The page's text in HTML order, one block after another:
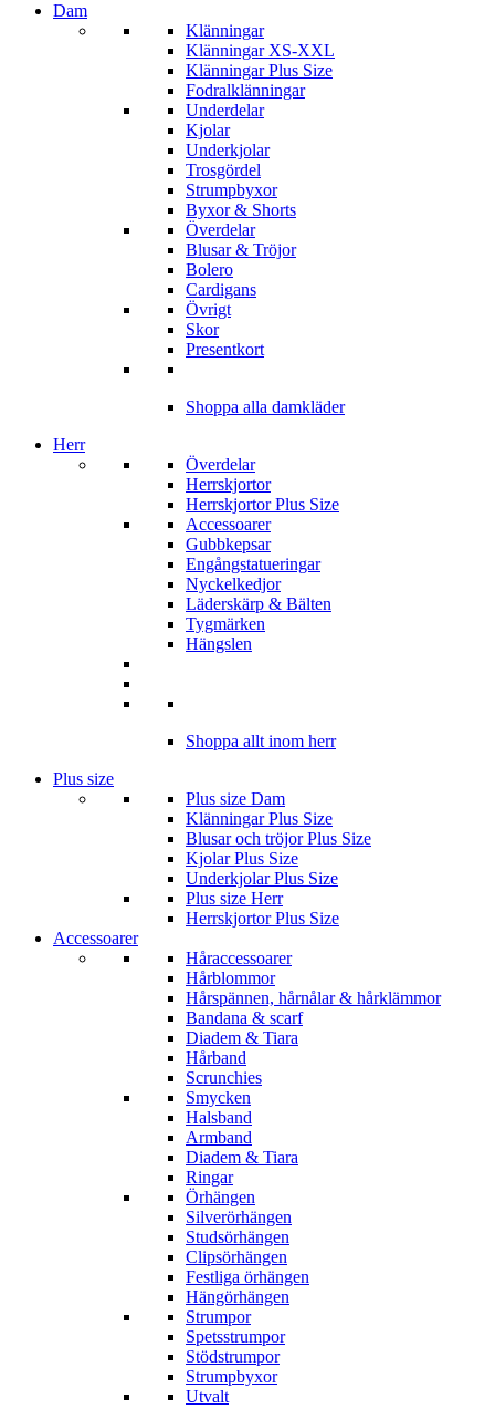
Dam
Klänningar
Klänningar XS-XXL
Klänningar Plus Size
Fodralklänningar
Underdelar
Kjolar
Underkjolar
Trosgördel
Strumpbyxor
Byxor & Shorts
Överdelar
Blusar & Tröjor
Bolero
Cardigans
Övrigt
Skor
Presentkort
Shoppa alla damkläder
Herr
Överdelar
Herrskjortor
Herrskjortor Plus Size
Accessoarer
Gubbkepsar
Engångstatueringar
Nyckelkedjor
Läderskärp & Bälten
Tygmärken
Hängslen
Shoppa allt inom herr
Plus size
Plus size Dam
Klänningar Plus Size
Blusar och tröjor Plus Size
Kjolar Plus Size
Underkjolar Plus Size
Plus size Herr
Herrskjortor Plus Size
Accessoarer
Håraccessoarer
Hårblommor
Hårspännen, hårnålar & hårklämmor
Bandana & scarf
Diadem & Tiara
Hårband
Scrunchies
Smycken
Halsband
Armband
Diadem & Tiara
Ringar
Örhängen
Silverörhängen
Studsörhängen
Clipsörhängen
Festliga örhängen
Hängörhängen
Strumpor
Spetsstrumpor
Stödstrumpor
Strumpbyxor
Utvalt